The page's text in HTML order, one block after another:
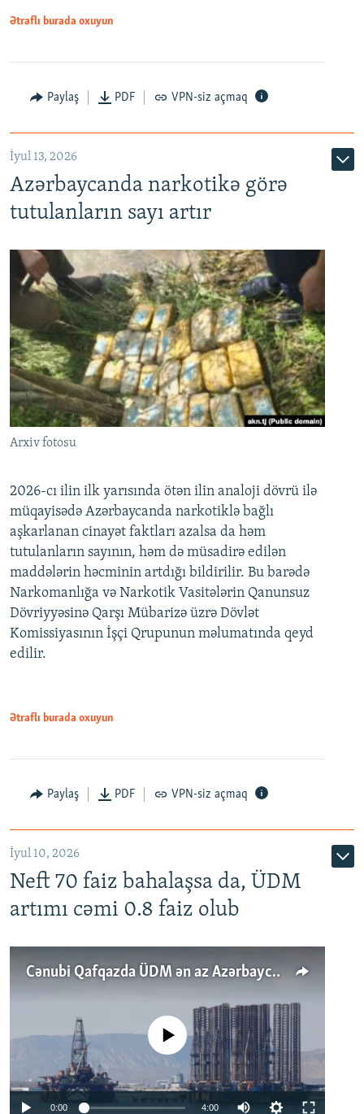
Ətraflı burada oxuyun
Paylaş PDF VPN-siz açmaq
İyul 13, 2026
Azərbaycanda narkotikə görə
tutulanların sayı artır
Arxiv fotosu
2026-cı ilin ilk yarısında ötən ilin analoji dövrü ilə
müqayisədə Azərbaycanda narkotiklə bağlı
aşkarlanan cinayət faktları azalsa da həm
tutulanların sayının, həm də müsadirə edilən
maddələrin həcminin artdığı bildirilir. Bu barədə
Narkomanlığa və Narkotik Vasitələrin Qanunsuz
Dövriyyəsinə Qarşı Mübarizə üzrə Dövlət
Komissiyasının İşçi Qrupunun məlumatında qeyd
edilir.
Ətraflı burada oxuyun
Paylaş PDF VPN-siz açmaq
İyul 10, 2026
Neft 70 faiz bahalaşsa da, ÜDM
artımı cəmi 0.8 faiz olub
Cənubi Qafqazda ÜDM ən az Azərbaycanda artır: Qonşuları niyə Bakını qabaqlaya bilir?
No media source currently available
0:00 4:00